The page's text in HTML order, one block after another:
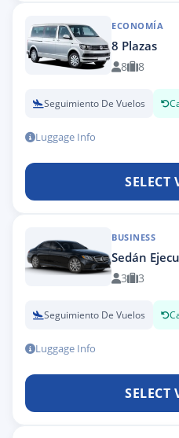
ECONOMÍA
8 Plazas
8 8
Seguimiento De Vuelos
Luggage Info
SELECT
BUSINESS
Sedán
3 3
Seguimiento De Vuelos
Luggage Info
SELECT